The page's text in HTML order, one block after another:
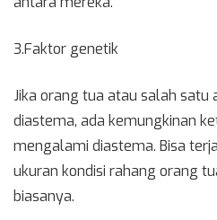
3.Faktor genetik
Jika orang tua atau salah
diastema, ada kemungkinan
mengalami diastema. Bisa
ukuran kondisi rahang orang
biasanya.